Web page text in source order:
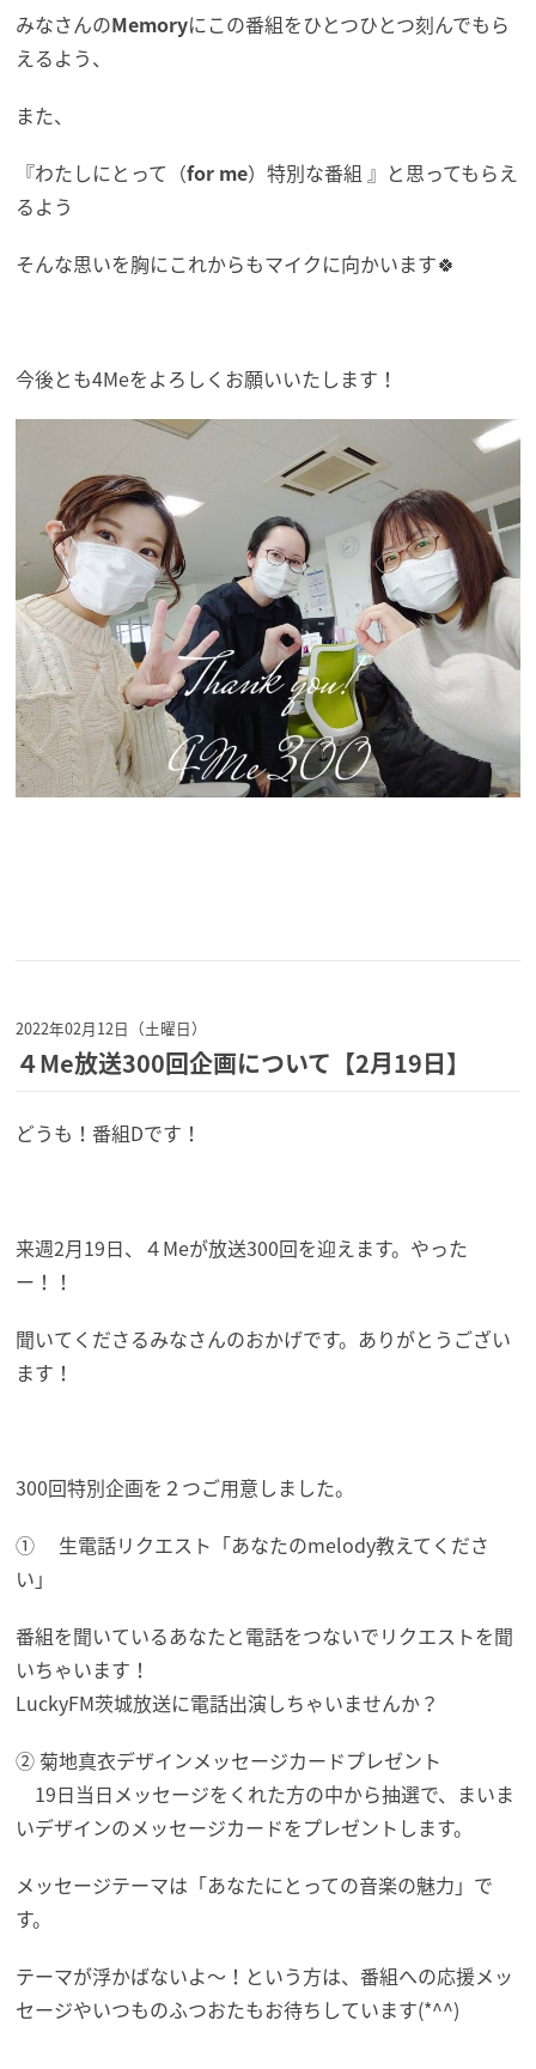
みなさんのMemoryにこの番組をひとつひとつ刻んでもら
えるよう、
また、
『わたしにとって（for me）特別な番組 』と思ってもらえ
るよう
そんな思いを胸にこれからもマイクに向かいます🍀
今後とも4Meをよろしくお願いいたします！
2022年02月12日（土曜日）
４Me放送300回企画について【2月19日】
どうも！番組Dです！
来週2月19日、４Meが放送300回を迎えます。やった
ー！！
聞いてくださるみなさんのおかげです。ありがとうござい
ます！
300回特別企画を２つご用意しました。
① 生電話リクエスト「あなたのmelody教えてくださ
い」
番組を聞いているあなたと電話をつないでリクエストを聞
いちゃいます！
LuckyFM茨城放送に電話出演しちゃいませんか？
② 菊地真衣デザインメッセージカードプレゼント
19日当日メッセージをくれた方の中から抽選で、まいま
いデザインのメッセージカードをプレゼントします。
メッセージテーマは「あなたにとっての音楽の魅力」で
す。
テーマが浮かばないよ～！という方は、番組への応援メッ
セージやいつものふつおたもお待ちしています(*^^)